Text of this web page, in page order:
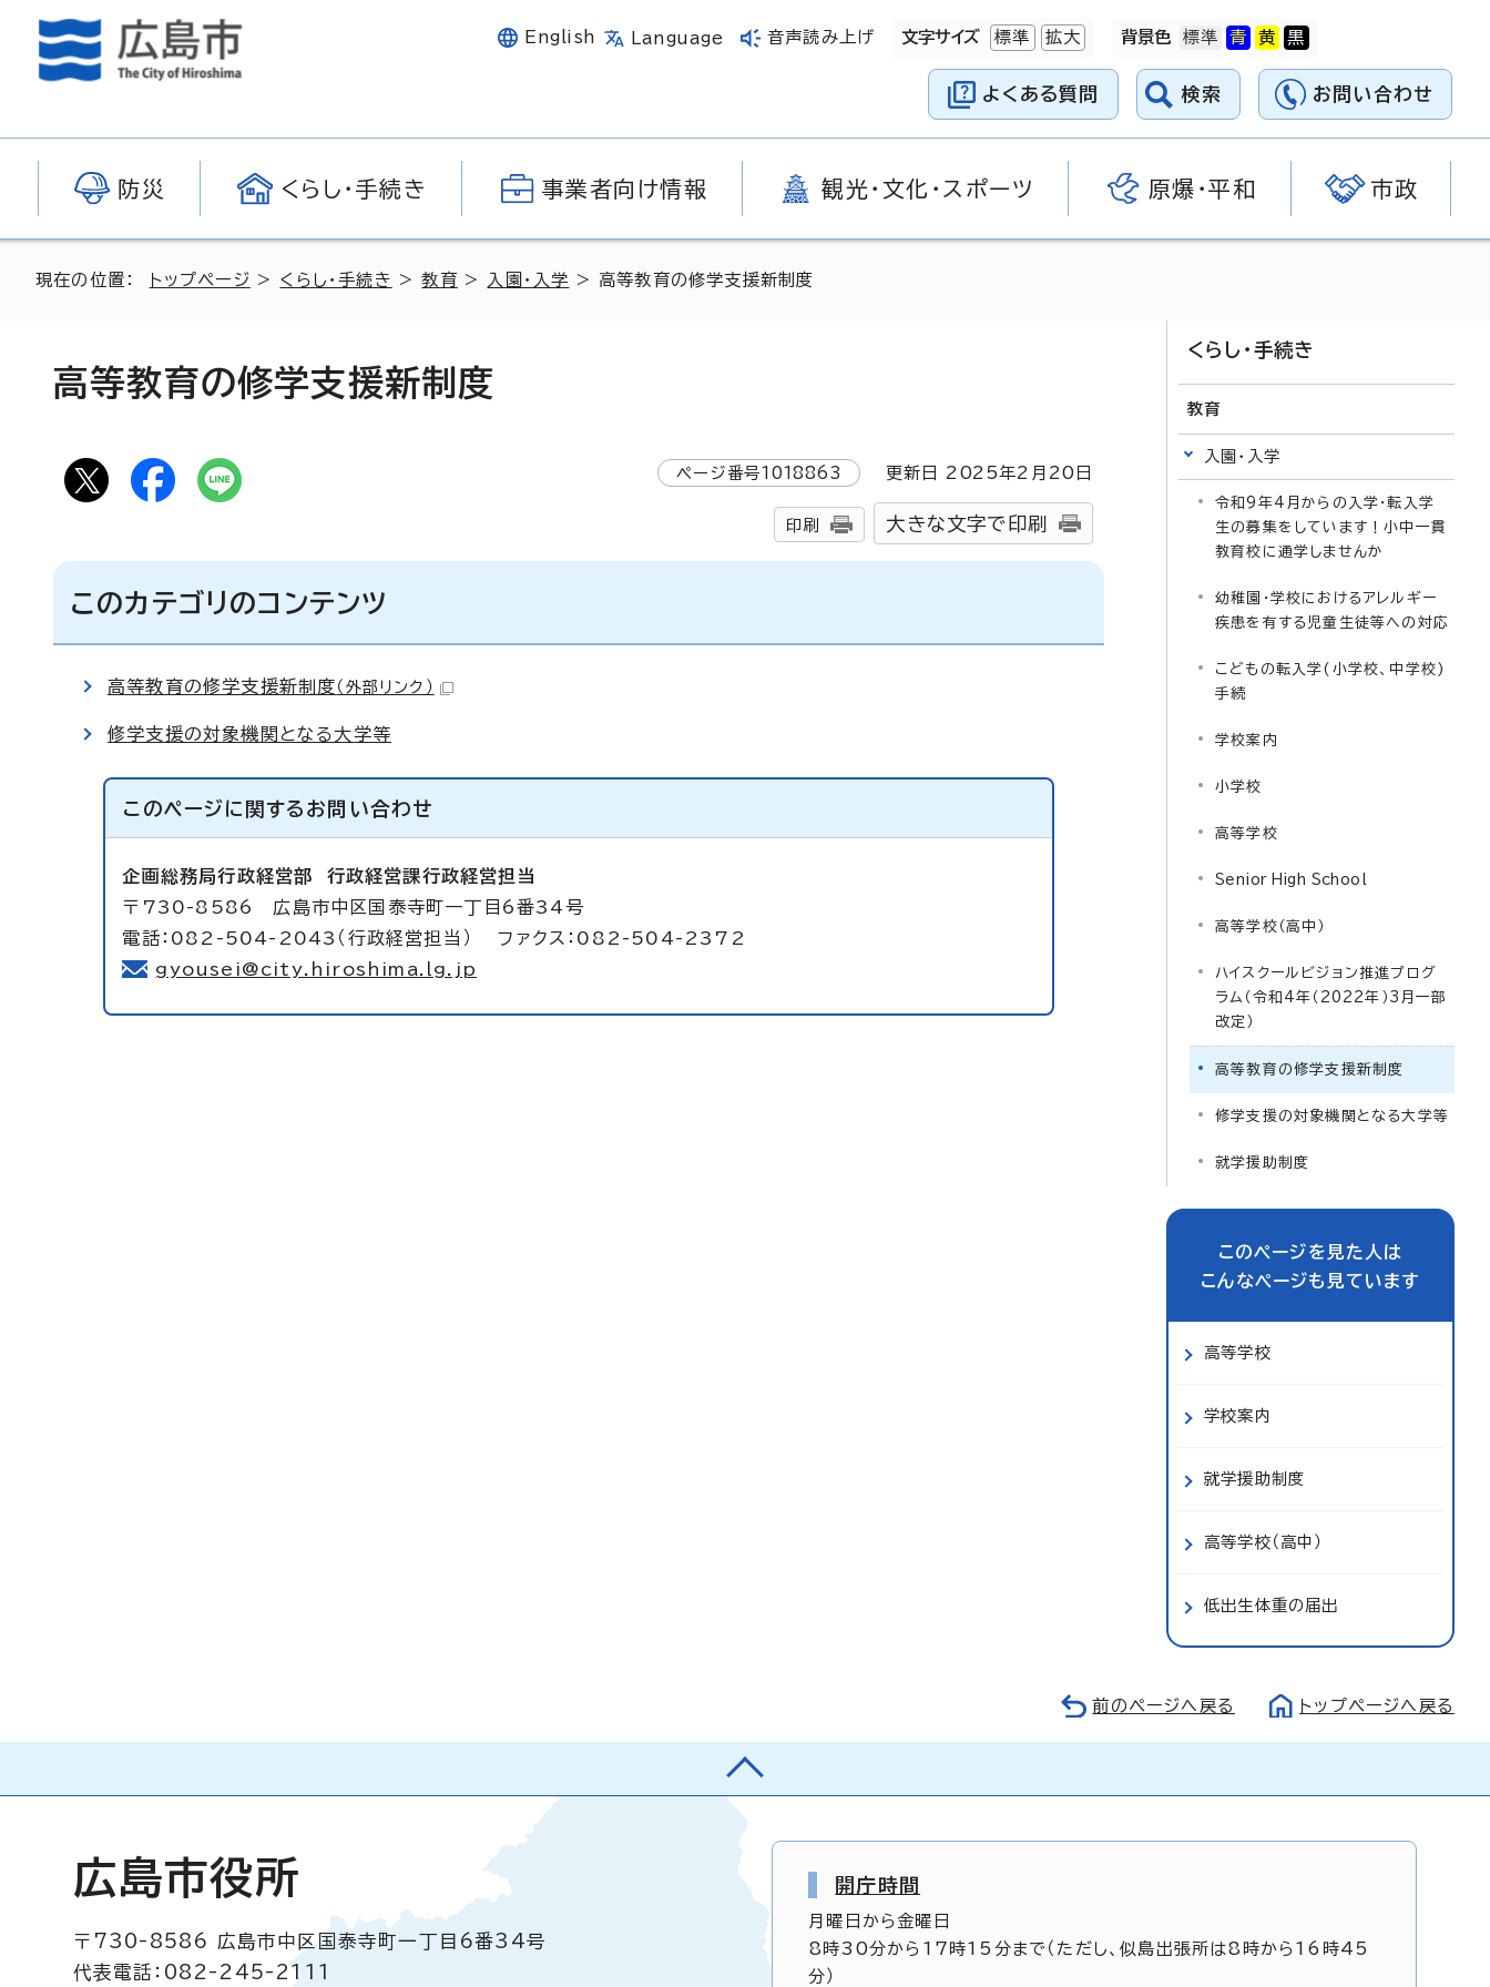
English Language 音声読み上げ 文字サイズ 標準 拡大 背景色
よくある質問 検索 お問い合わせ
防災 くらし・手続き 事業者向け情報 観光・文化・スポーツ 原爆・平和 市政
現在の位置： トップページ > くらし・手続き >教育 > 入園・入学 > 高等教育の修学支援新制度
高等教育の修学支援新制度
ページ番号1018863 更新日 2025年2月 20 日
印刷 大きな文字で印刷
このカテゴリのコンテンツ
高等教育の修学支援新制度 （外部リンク）
修学支援の対象機関となる大学等
このページに関する お問い合わせ
企画総務局行政経営部 行政経営課行政経営担当
〒730-8586 広島市中区国泰寺町一丁目6番34号
電話：082-504-2043（行政経営担当） ファクス：082-504-2372
gyousei@city.hiroshima.lg.jp
くらし・手続き
教育
入園・入学
令和9年4月からの入学・転入学
生の募集をしています！小中一貫
教育校に通学しませんか
幼稚園・学校におけるアレルギー
疾患を有する児童生徒等への対応
こどもの転入学(小学校、中学校)
手続
学校案内
小学校
高等学校
Senior High School
高等学校（高中）
ハイスクールビジョン推進プログ
ラム（令和4年（2022年）3月一部
改定）
高等教育の修学支援新制度
修学支援の対象機関となる大学等
就学援助制度
このページを見た人は
こんなページも見ています
高等学校
学校案内
就学援助制度
高等学校（高中）
低出生体重の届出
前のページへ戻る トップページへ戻る
広島市役所
〒730-8586
広島市中区国泰寺町一丁目6番34号
代表電話：082-245-2111
開庁時間
月曜日から金曜日
8時30分から17時15分まで（ただし、似島出張所は8時から16時45
分）